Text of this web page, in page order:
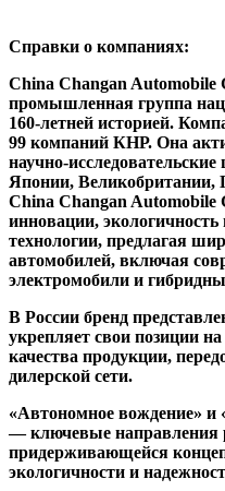
Справки о компаниях:
China Changan Automobile
промышленная группа
160-летней историей.
99 компаний КНР. Она
научно-
Японии,
China Changan Automobile
инновации,
технологии, предлагая
автомобилей, включая
электромобили и
В России бренд
укрепляет свои позиции
качества продукции,
дилерской сети.
«Автономное вождение» и
— ключевые направления
придерживающейся
экологичности и